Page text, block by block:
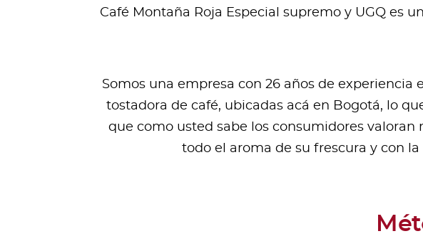
Café Montaña Roja Especial supremo y UGQ es
Somos una empresa con 26 años de
tostadora de café, ubicadas acá en Bogotá, lo
que como usted sabe los consumidores
todo el aroma de su frescura y con